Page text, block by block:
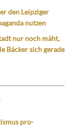
den Leipziger
nutzen
nur noch mäht,
Bäcker sich gerade
pro-